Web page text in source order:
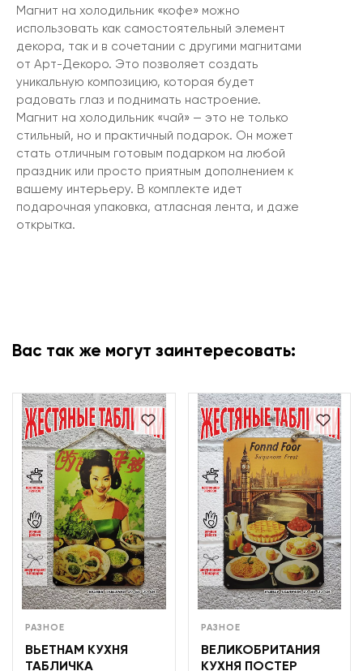
Магнит на холодильник «кофе» можно
использовать как самостоятельный элемент
декора, так и в сочетании с другими магнитами
от Арт-Декоро. Это позволяет создать
уникальную композицию, которая будет
радовать глаз и поднимать настроение.
Магнит на холодильник «чай» — это не только
стильный, но и практичный подарок. Он может
стать отличным готовым подарком на любой
праздник или просто приятным дополнением к
вашему интерьеру. В комплекте идет
подарочная упаковка, атласная лента, и даже
открытка.
Вас так же могут заинтересовать:
РАЗНОЕ
ВЬЕТНАМ КУХНЯ
ТАБЛИЧКА
РАЗНОЕ
ВЕЛИКОБРИТАНИЯ
КУХНЯ ПОСТЕР